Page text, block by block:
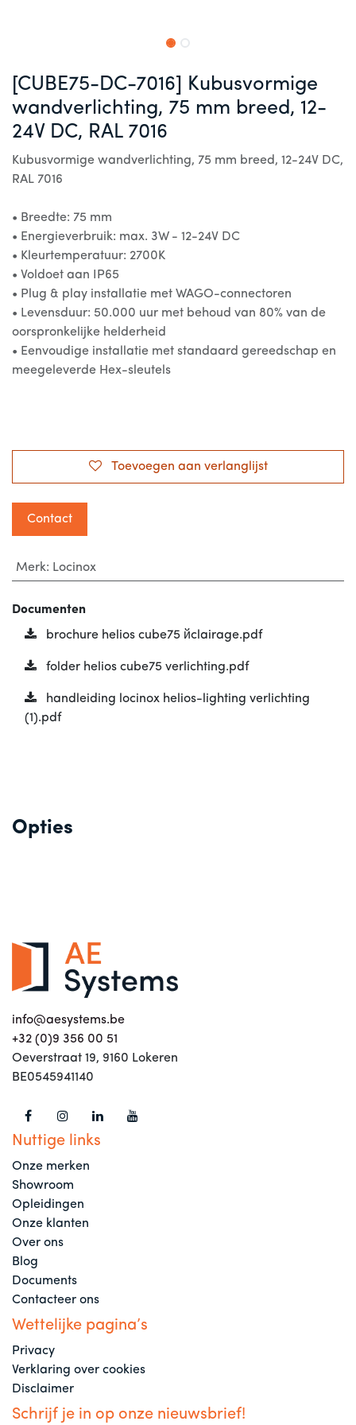
[CUBE75-DC-7016] Kubusvormige
wandverlichting, 75 mm breed, 12-
24V DC, RAL 7016
Kubusvormige wandverlichting, 75 mm breed, 12-24V DC,
RAL 7016
• Breedte: 75 mm
• Energieverbruik: max. 3W - 12-24V DC
• Kleurtemperatuur: 2700K
• Voldoet aan IP65
• Plug & play installatie met WAGO-connectoren
• Levensduur: 50.000 uur met behoud van 80% van de
oorspronkelijke helderheid
• Eenvoudige installatie met standaard gereedschap en
meegeleverde Hex-sleutels
Toevoegen aan verlanglijst
Contact
Merk: Locinox
Documenten
brochure helios cube75 йclairage.pdf
folder helios cube75 verlichting.pdf
handleiding locinox helios-lighting verlichting
(1).pdf
Opties
info@aesystems.be
+32 (0)9 356 00 51
Oeverstraat 19, 9160 Lokeren
BE0545941140
Nuttige links
Onze merken
Showroom
Opleidingen
Onze klanten
Over ons
Blog
Documents
Contacteer ons
Wettelijke pagina’s
Privacy
Verklaring over cookies
Disclaimer
Schrijf je in op onze nieuwsbrief!